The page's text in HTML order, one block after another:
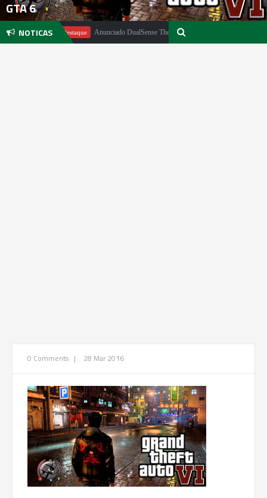
GTA 6
NOTICASEm Destaque Anunciado DualSense The Last of Us Limited Edition
0 Comments | 28 Mar 2016